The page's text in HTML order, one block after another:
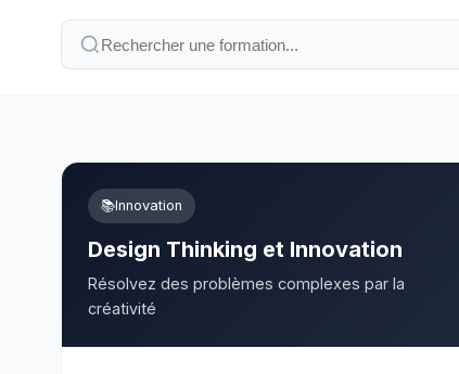
📚Innovation
Design Thinking et Innovation
Résolvez des problèmes complexes par la
créativité